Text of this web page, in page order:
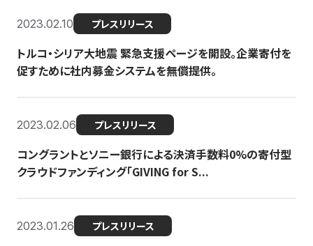
2023.02.10 プレスリリース
トルコ・シリア大地震 緊急支援ページを開設。企業寄付を
促すために社内募金システムを無償提供。
2023.02.06 プレスリリース
コングラントとソニー銀行による決済手数料0%の寄付型
クラウドファンディング「GIVING for S...
2023.01.26 プレスリリース